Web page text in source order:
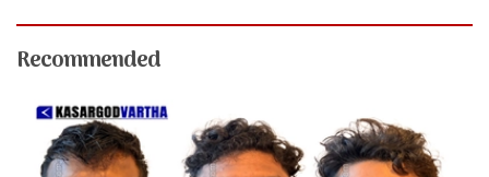
Recommended